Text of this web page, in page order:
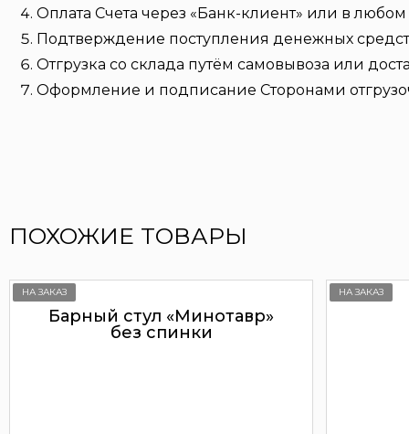
Оплата Счета через «Банк-клиент» или в любом
Подтверждение поступления денежных
Отгрузка со склада путём самовывоза или
Оформление и подписание Сторонами
ПОХОЖИЕ ТОВАРЫ
Барный стул «Минотавр»
без спинки
НА ЗАКАЗ НА ЗАКАЗ